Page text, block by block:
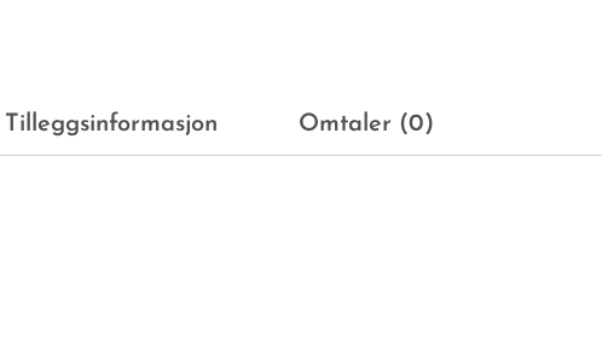
Tilleggsinformasjon Omtaler (0)